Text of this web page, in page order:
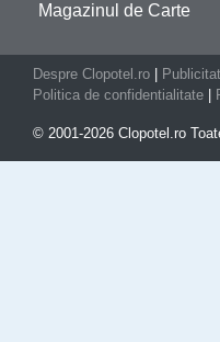
Magazinul de Carte
Despre Clopotel.ro
Politica de confidentialitate
© 2001-2026 Clopotel.ro